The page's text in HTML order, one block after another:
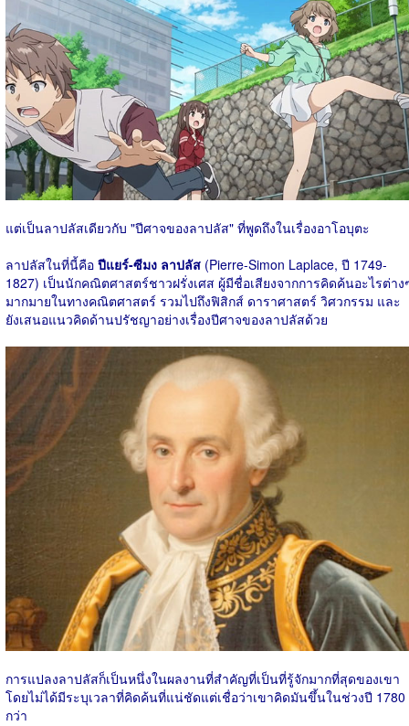
แต่เป็นลาปลัสเดียวกับ "ปีศาจของลาปลัส" ที่พูดถึงในเรื่องอาโอบุตะ
ลาปลัสในที่นี้คือ ปีแยร์-ซีมง ลาปลัส (Pierre-Simon Laplace, ปี 1749-
1827) เป็นนักคณิตศาสตร์ชาวฝรั่งเศส ผู้มีชื่อเสียงจากการคิดค้นอะไรต่าง
มากมายในทางคณิตศาสตร์ รวมไปถึงฟิสิกส์ ดาราศาสตร์ วิศวกรรม และ
ยังเสนอแนวคิดด้านปรัชญาอย่างเรื่องปีศาจของลาปลัสด้วย
การแปลงลาปลัสก็เป็นหนึ่งในผลงานที่สำคัญที่เป็นที่รู้จักมากที่สุดของเขา
โดยไม่ได้มีระบุเวลาที่คิดค้นที่แน่ชัดแต่เชื่อว่าเขาคิดมันขึ้นในช่วงปี 1780
กว่า